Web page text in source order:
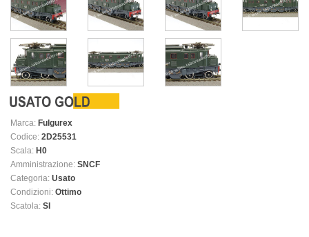
Marca: Fulgurex
Codice: 2D25531
Scala: H0
Amministrazione: SNCF
Categoria: Usato
Condizioni: Ottimo
Scatola: SI